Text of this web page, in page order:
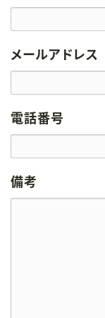
メールアドレス
電話番号
備考